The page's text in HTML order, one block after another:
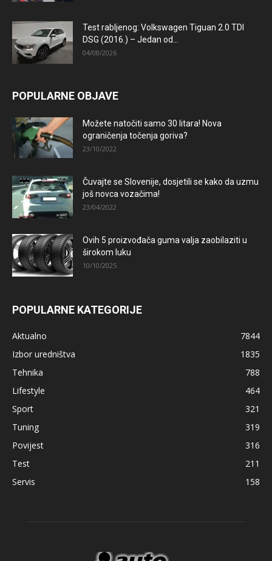
Test rabljenog: Volkswagen Tiguan 2.0 TDI
DSG (2016.) – Jedan od...
04/08/2026
POPULARNE OBJAVE
Možete natočiti samo 30 litara! Nova
ograničenja točenja goriva?
23/10/2022
Čuvajte se Slovenije, dosjetili se kako da uzmu
još novca vozačima!
23/04/2022
Ovih 5 proizvođača guma valja zaobilaziti u
širokom luku
10/10/2025
POPULARNE KATEGORIJE
Aktualno
7844
Izbor uredništva
1835
Tehnika
788
Lifestyle
464
Sport
321
Tuning
319
Povijest
316
Test
211
Servis
158